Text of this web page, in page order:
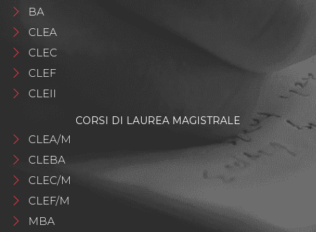
BA
CLEA
CLEC
CLEF
CLEII
CORSI DI LAUREA MAGISTRALE
CLEA/M
CLEBA
CLEC/M
CLEF/M
MBA